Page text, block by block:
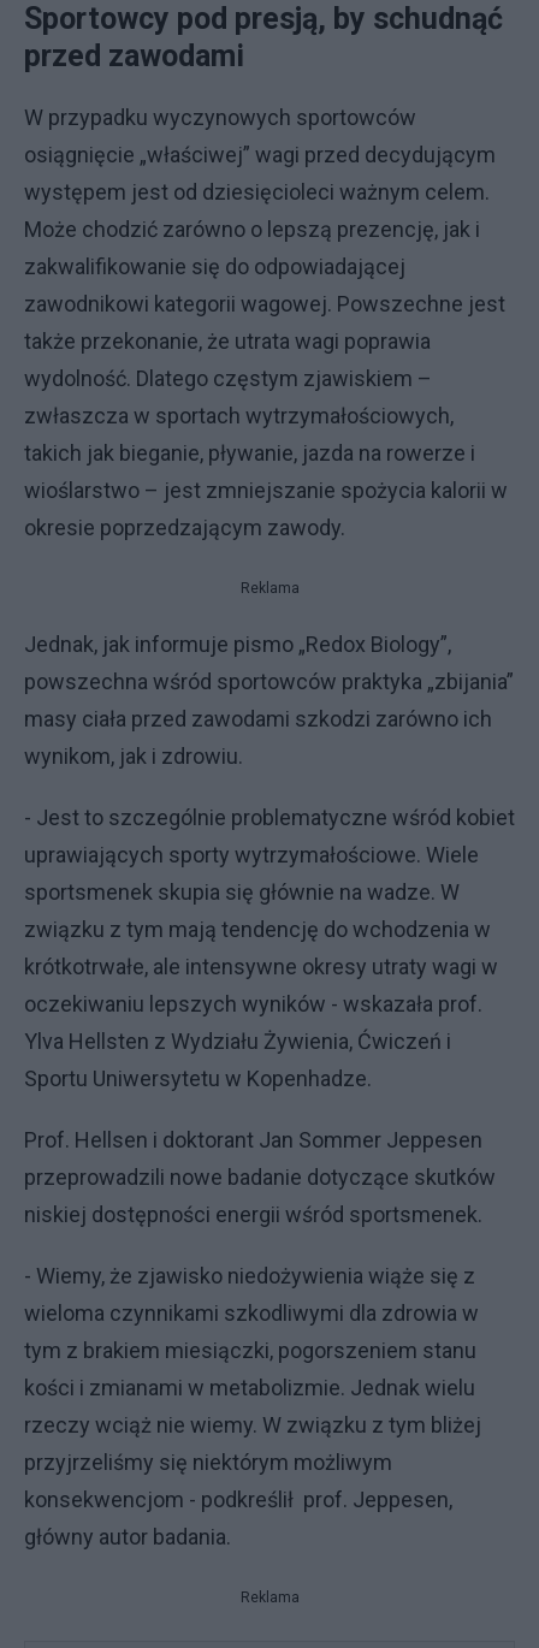
Sportowcy pod presją, by schudnąć
przed zawodami
W przypadku wyczynowych sportowców
osiągnięcie „właściwej” wagi przed decydującym
występem jest od dziesięcioleci ważnym celem.
Może chodzić zarówno o lepszą prezencję, jak i
zakwalifikowanie się do odpowiadającej
zawodnikowi kategorii wagowej. Powszechne jest
także przekonanie, że utrata wagi poprawia
wydolność. Dlatego częstym zjawiskiem –
zwłaszcza w sportach wytrzymałościowych,
takich jak bieganie, pływanie, jazda na rowerze i
wioślarstwo – jest zmniejszanie spożycia kalorii w
okresie poprzedzającym zawody.
Reklama
Jednak, jak informuje pismo „Redox Biology”,
powszechna wśród sportowców praktyka „zbijania”
masy ciała przed zawodami szkodzi zarówno ich
wynikom, jak i zdrowiu.
- Jest to szczególnie problematyczne wśród kobiet
uprawiających sporty wytrzymałościowe. Wiele
sportsmenek skupia się głównie na wadze. W
związku z tym mają tendencję do wchodzenia w
krótkotrwałe, ale intensywne okresy utraty wagi w
oczekiwaniu lepszych wyników - wskazała prof.
Ylva Hellsten z Wydziału Żywienia, Ćwiczeń i
Sportu Uniwersytetu w Kopenhadze.
Prof. Hellsen i doktorant Jan Sommer Jeppesen
przeprowadzili nowe badanie dotyczące skutków
niskiej dostępności energii wśród sportsmenek.
- Wiemy, że zjawisko niedożywienia wiąże się z
wieloma czynnikami szkodliwymi dla zdrowia w
tym z brakiem miesiączki, pogorszeniem stanu
kości i zmianami w metabolizmie. Jednak wielu
rzeczy wciąż nie wiemy. W związku z tym bliżej
przyjrzeliśmy się niektórym możliwym
konsekwencjom - podkreślił prof. Jeppesen,
główny autor badania.
Reklama